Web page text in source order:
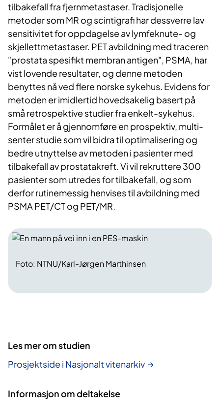
tilbakefall fra fjernmetastaser. Tradisjonelle
metoder som MR og scintigrafi har dessverre lav
sensitivitet for oppdagelse av lymfeknute- og
skjellettmetastaser. PET avbildning med traceren
"prostata spesifikt membran antigen", PSMA, har
vist lovende resultater, og denne metoden
benyttes nå ved flere norske sykehus. Evidens for
metoden er imidlertid hovedsakelig basert på
små retrospektive studier fra enkelt-sykehus.
Formålet er å gjennomføre en prospektiv, multi-
senter studie som vil bidra til optimalisering og
bedre utnyttelse av metoden i pasienter med
tilbakefall av prostatakreft. Vi vil rekruttere 300
pasienter som utredes for tilbakefall, og som
derfor rutinemessig henvises til avbildning med
PSMA PET/CT og PET/MR.
Foto: NTNU/Karl-Jørgen Marthinsen
Les mer om studien
Prosjektside i Nasjonalt vitenarkiv
Informasjon om deltakelse